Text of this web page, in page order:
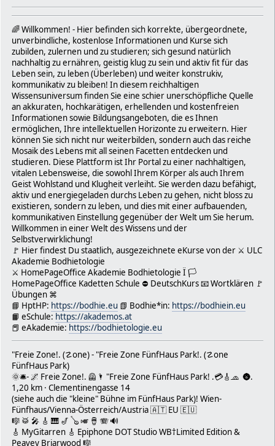
🌈 Willkommen! - Hier befinden sich korrekte, übergeordnete,
unverbindliche, kostenlose Informationen und Kurse sich
zubilden, zulernen und zu studieren; sich gesund natürlich
nachhaltig zu ernähren, geistig klug zu sein und aktiv fit für das
Leben sein, zu leben (Überleben) und weiter konstrukiv,
kommunikativ zu bleiben! In diesem reichhaltigen
Wissensuniversum finden Sie eine schier unerschöpfliche Quelle
an akkuraten, hochkarätigen, erhellenden und kostenfreien
Informationen sowie Bildungsangeboten, die es Ihnen
ermöglichen, Ihre intellektuellen Horizonte zu erweitern. Hier
können Sie sich nicht nur weiterbilden, sondern auch das reiche
Mosaik des Lebens mit all seinen Facetten entdecken und
studieren. Diese Plattform ist Ihr Portal zu einer nachhaltigen,
vitalen Lebensweise, die sowohl Ihrem Körper als auch Ihrem
Geist Wohlstand und Klugheit verleiht. Sie werden dazu befähigt,
aktiv und energiegeladen durchs Leben zu gehen, nicht bloss zu
existieren, sondern zu leben, und dies mit einer aufbauenden,
kommunikativen Einstellung gegenüber der Welt um Sie herum.
Willkommen in einer Welt des Wissens und der
Selbstverwirklichung!
🚩 Hier findest Du staatlich, ausgezeichnete eKurse von der ⚔ ULC
Akademie Bodhietologie
⚔ HomePageOffice Akademie Bodhietologie Ï 🏳
HomePageOffice Kadetten Schule ⛔ DeutschKurs 📧 Wortklären 🚩
Übungen ⌘
📘 HptHP: https://bodhie.eu 📗 Bodhie*in: https://bodhiein.eu
📙 eSchule: https://akademos.at
📕 eAkademie: https://bodhietologie.eu
"Freie Zone!. (☡one) - "Freie Zone FünfHaus Park!. (☡one
FünfHaus Park)
🌞🛎- 🌌 Freie Zone!. 🦺🌂 "Freie Zone FünfHaus Park! .💳🎸🧢 🌚.
1,20 km · Clementinengasse 14
(siehe auch die "kleine" Bühne im FünfHaus Park)! Wien-
Fünfhaus/Vienna-Österreich/Austria 🇦🇹 EU 🇪🇺
🎼 🥁 🎤 🎸 🎹 🎷 🪕 🎺 🪘 🪗 🔊
🎸 MyGitarren 🎸 Epiphone DOT Studio WB†Limited Edition &
Peavey Briarwood 🎼